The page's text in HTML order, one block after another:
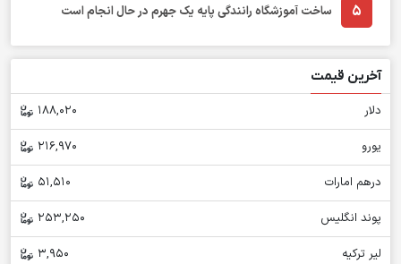
5 ساخت آموزشگاه رانندگی پایه یک جهرم در حال انجام است
آخرین قیمت
دلار
188,020
یورو
216,970
درهم امارات
51,510
پوند انگلیس
253,250
لیر ترکیه
3,950